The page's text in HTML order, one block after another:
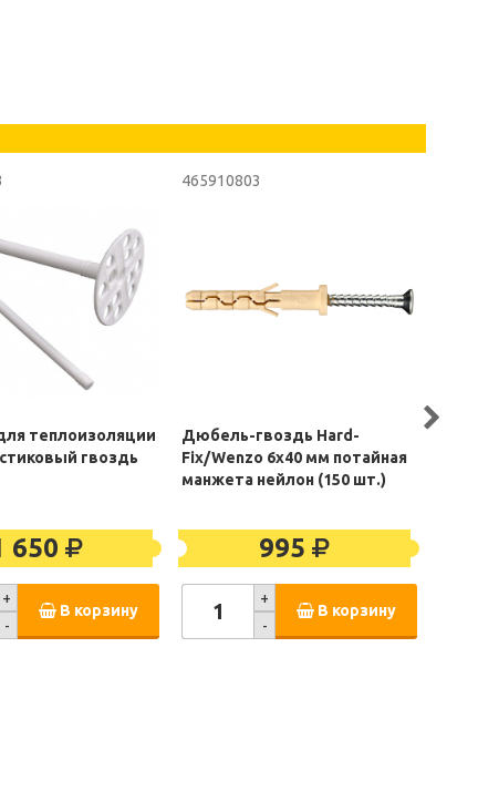
теплоизоляции
гвоздь
650
+
-
В корзину
465910803
Дюбель-гвоздь Hard-
Fix/Wenzo 6x40 мм потайная
манжета нейлон (150 шт.)
995
+
-
В корзину